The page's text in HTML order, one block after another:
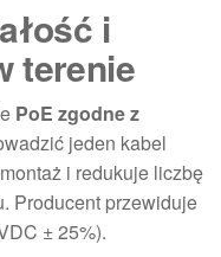
i
terenie
PoE zgodne z
jeden kabel
i redukuje liczbę
Producent przewiduje
± 25%).